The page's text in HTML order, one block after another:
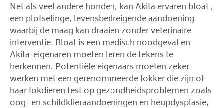
Net als veel andere honden, kan Akita ervaren bloat ,
een plotselinge, levensbedreigende aandoening
waarbij de maag kan draaien zonder veterinaire
interventie. Bloat is een medisch noodgeval en
Akita-eigenaren moeten leren de tekens te
herkennen. Potentiële eigenaars moeten zeker
werken met een gerenommeerde fokker die zijn of
haar fokdieren test op gezondheidsproblemen zoals
oog- en schildklieraandoeningen en heupdysplasie,